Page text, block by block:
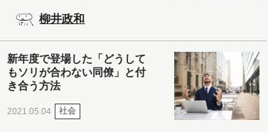
柳井政和
新年度で登場した「どうして
もソリが合わない同僚」と付
き合う方法
2021.05.04 社会